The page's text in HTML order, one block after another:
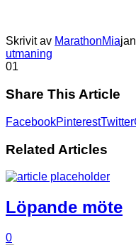
Skrivit av MarathonMia
utmaning
01
Share This Article
FacebookPinterestTwitter
Related Articles
Löpande möte
0